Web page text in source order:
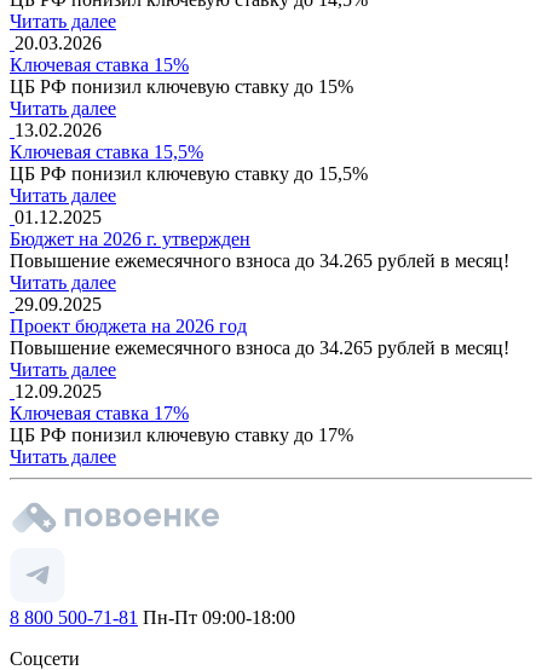
Читать далее
20.03.2026
Ключевая ставка 15%
ЦБ РФ понизил ключевую ставку до 15%
Читать далее
13.02.2026
Ключевая ставка 15,5%
ЦБ РФ понизил ключевую ставку до 15,5%
Читать далее
01.12.2025
Бюджет на 2026 г. утвержден
Повышение ежемесячного взноса до 34.265 рублей в месяц!
Читать далее
29.09.2025
Проект бюджета на 2026 год
Повышение ежемесячного взноса до 34.265 рублей в месяц!
Читать далее
12.09.2025
Ключевая ставка 17%
ЦБ РФ понизил ключевую ставку до 17%
Читать далее
8 800 500-71-81 Пн-Пт 09:00-18:00
Соцсети